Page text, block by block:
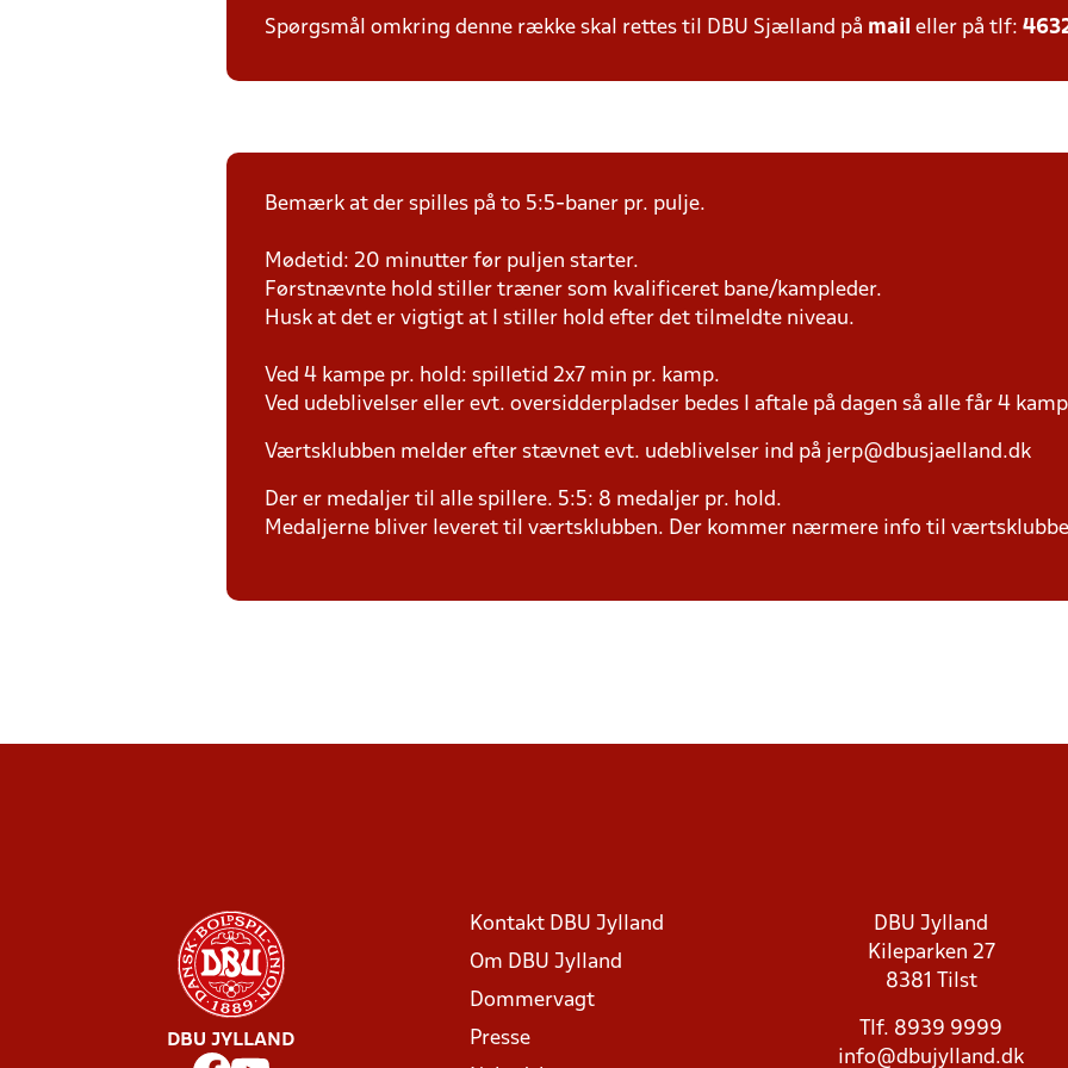
Spørgsmål omkring denne række skal rettes til DBU Sjælland på mail eller på tlf:
Bemærk at der spilles på to 5:5-baner pr. pulje.
Mødetid: 20 minutter før puljen starter.
Førstnævnte hold stiller træner som kvalificeret bane/kampleder.
Husk at det er vigtigt at I stiller hold efter det tilmeldte niveau.
Ved 4 kampe pr. hold: spilletid 2x7 min pr. kamp.
Ved udeblivelser eller evt. oversidderpladser bedes I aftale på dagen så alle får 4
Værtsklubben melder efter stævnet evt. udeblivelser ind på jerp@dbusjaelland.dk
Der er medaljer til alle spillere. 5:5: 8 medaljer pr. hold.
Medaljerne bliver leveret til værtsklubben. Der kommer nærmere info til
DBU JYLLAND
Kontakt DBU Jylland
Om DBU Jylland
Dommervagt
Presse
DBU Jylland
Kileparken 27
8381 Tilst
Tlf. 8939 9999
info@dbujylland.dk